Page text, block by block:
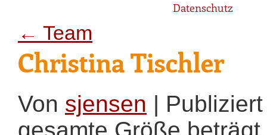
Datenschutz
← Team
Christina Tischler
Von sjensen | Publiziert